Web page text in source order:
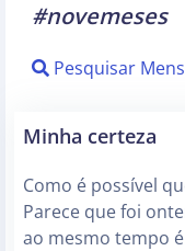
#novemeses
Pesquisar
Minha certeza
Como é possível
Parece que foi
ao mesmo tempo